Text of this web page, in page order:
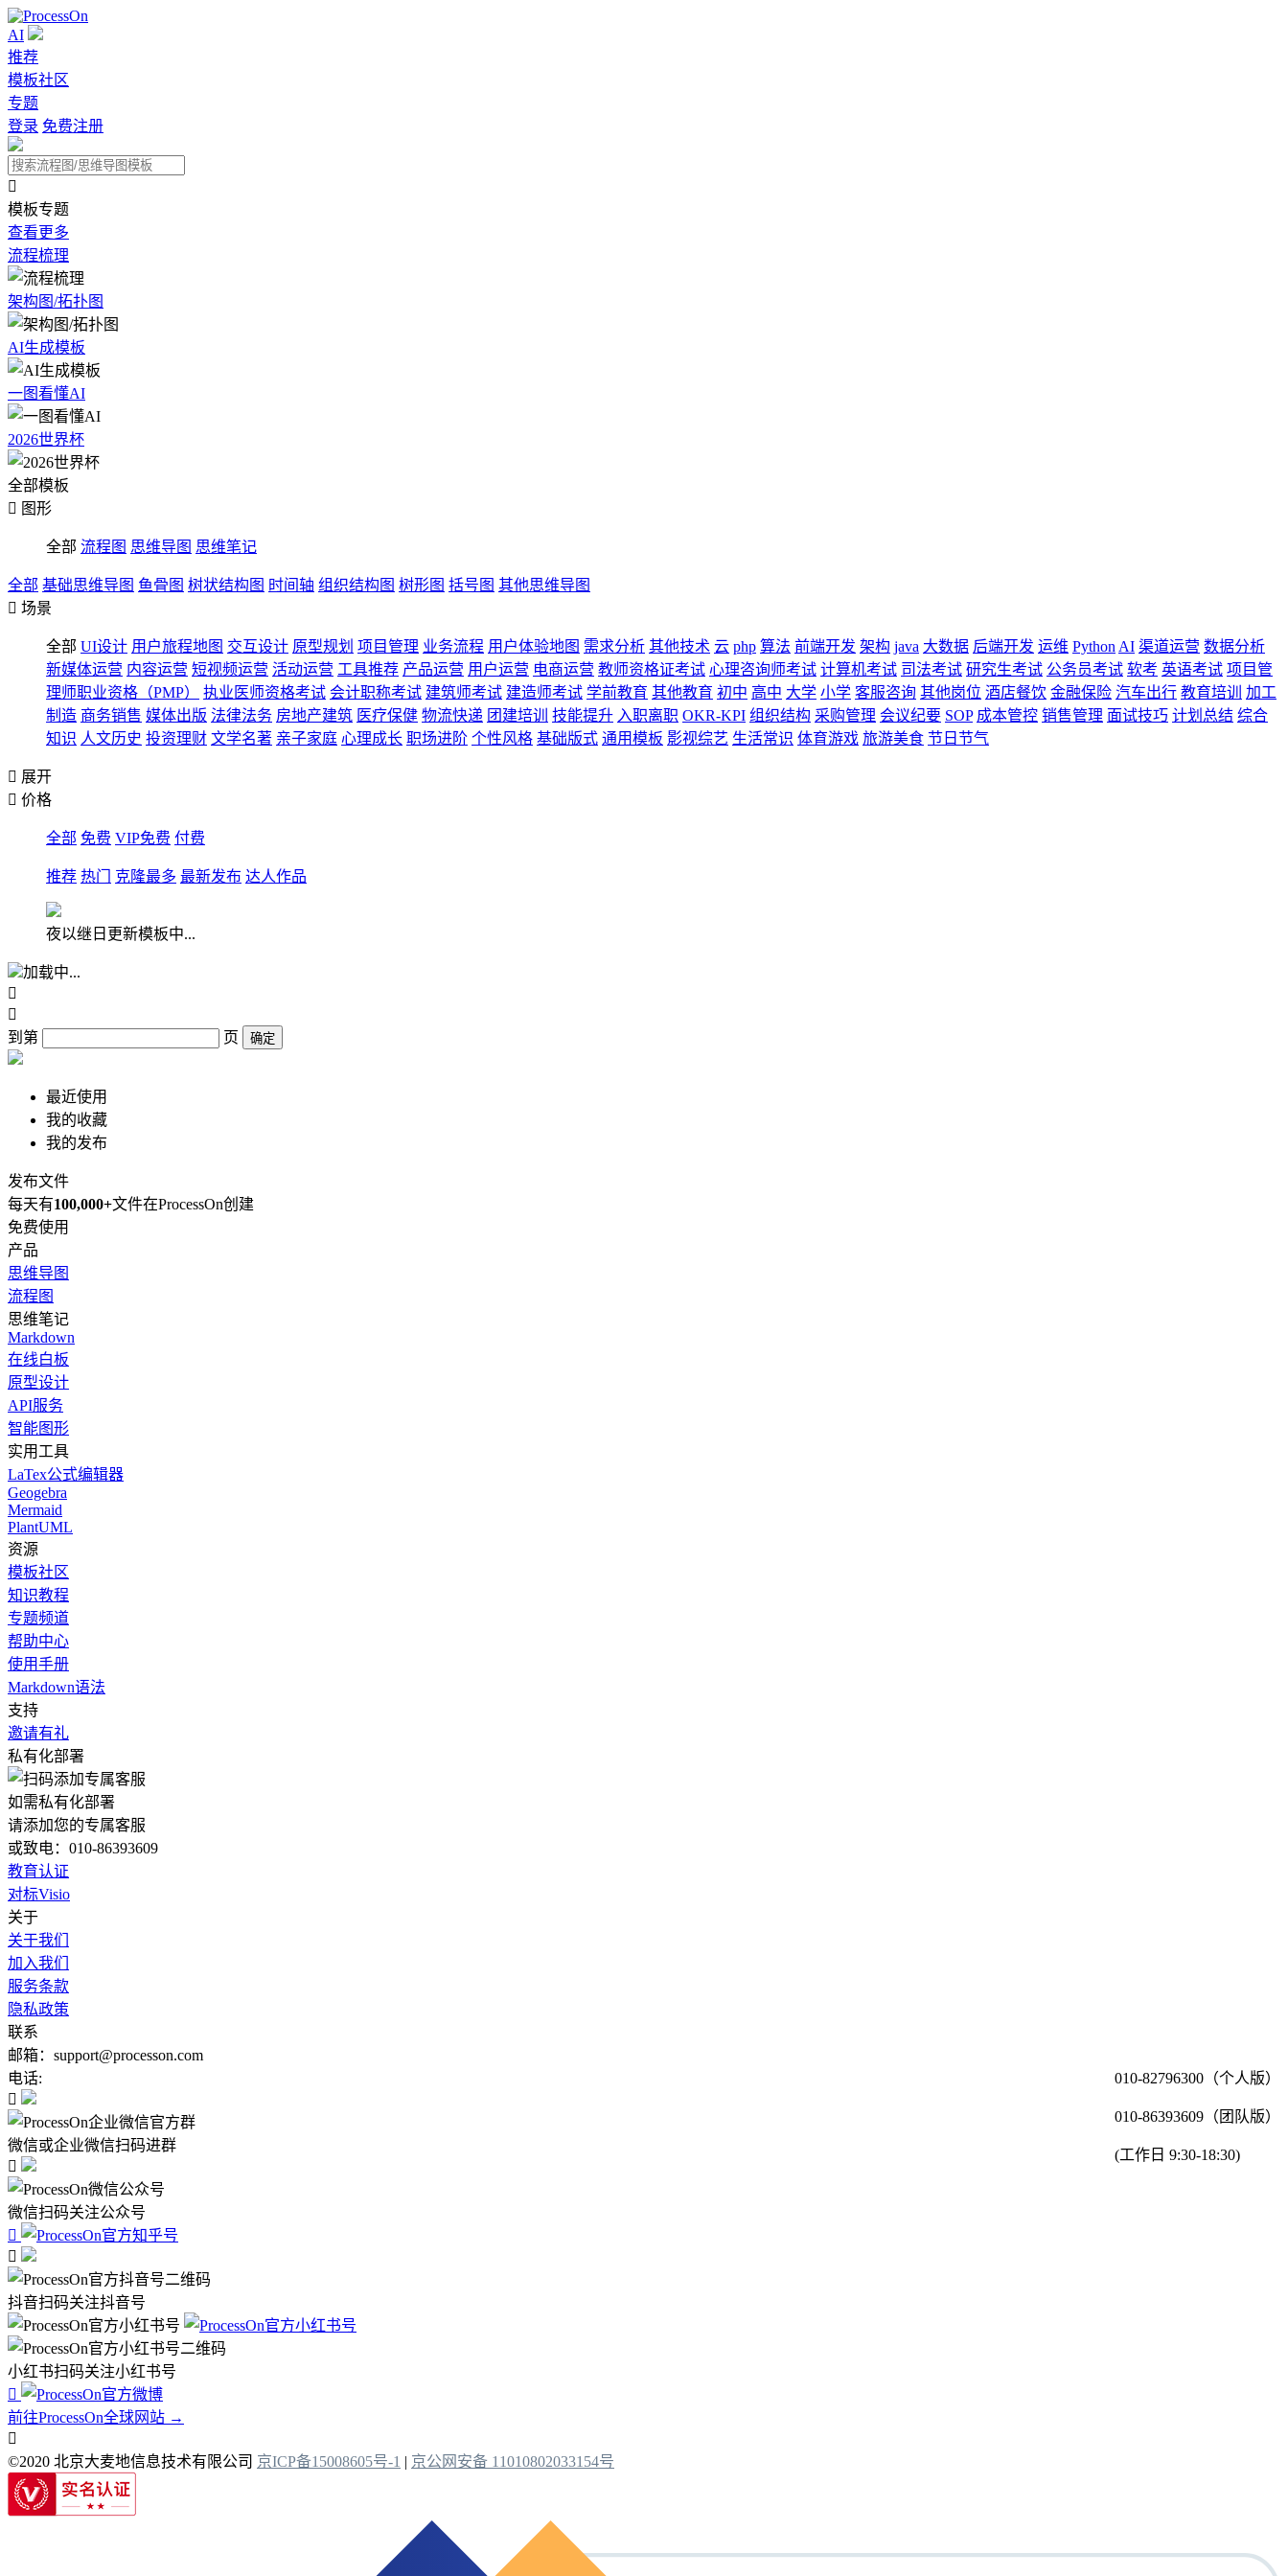
AI
推荐
模板社区
专题
登录 免费注册

模板专题
查看更多
流程梳理
架构图/拓扑图
AI生成模板
一图看懂AI
2026世界杯
全部模板
 图形
全部 流程图 思维导图 思维笔记
全部 基础思维导图 鱼骨图 树状结构图 时间轴 组织结构图 树形图 括号图 其他思维导图
 场景
全部 UI设计 用户旅程地图 交互设计 原型规划 项目管理 业务流程 用户体验地图 需求分析 其他技术 云 php 算法 前端开发 架构 java 大数据 后端开发 运维 Python AI 渠道运营 数据分析
新媒体运营 内容运营 短视频运营 活动运营 工具推荐 产品运营 用户运营 电商运营 教师资格证考试 心理咨询师考试 计算机考试 司法考试 研究生考试 公务员考试 软考 英语考试 项目管
理师职业资格（PMP）
执业医师资格考试 会计职称考试 建筑师考试 建造师考试 学前教育 其他教育 初中 高中 大学 小学 客服咨询 其他岗位 酒店餐饮 金融保险 汽车出行 教育培训
加工
制造 商务销售 媒体出版 法律法务 房地产建筑 医疗保健 物流快递 团建培训 技能提升 入职离职 OKR-KPI 组织结构 采购管理 会议纪要 SOP 成本管控 销售管理 面试技巧 计划总结 综合
知识 人文历史 投资理财 文学名著 亲子家庭 心理成长 职场进阶 个性风格 基础版式 通用模板 影视综艺 生活常识 体育游戏 旅游美食 节日节气
 展开
 价格
全部 免费 VIP免费 付费
推荐 热门 克隆最多 最新发布 达人作品
夜以继日更新模板中...
加载中...


到第
页 确定
最近使用
我的收藏
我的发布
发布文件
每天有100,000+文件在ProcessOn创建
免费使用
产品
思维导图
流程图
思维笔记
Markdown
在线白板
原型设计
API服务
智能图形
实用工具
LaTex公式编辑器
Geogebra
Mermaid
PlantUML
资源
模板社区
知识教程
专题频道
帮助中心
使用手册
Markdown语法
支持
邀请有礼
私有化部署
如需私有化部署
请添加您的专属客服
或致电：010-86393609
教育认证
对标Visio
关于
关于我们
加入我们
服务条款
隐私政策
联系
邮箱：support@processon.com
电话:
010-82796300（个人版）
010-86393609（团队版）
(工作日 9:30-18:30)

微信或企业微信扫码进群

微信扫码关注公众号


抖音扫码关注抖音号
小红书扫码关注小红书号

前往ProcessOn全球网站 →

©2020 北京大麦地信息技术有限公司 京ICP备15008605号-1 | 京公网安备 11010802033154号